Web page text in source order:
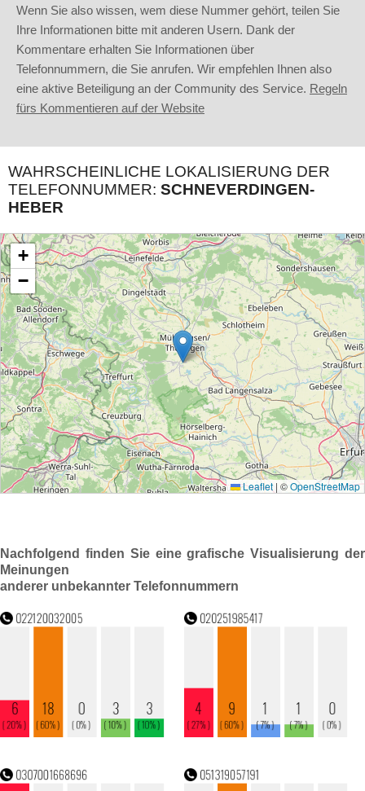
Wenn Sie also wissen, wem diese Nummer gehört, teilen Sie
Ihre Informationen bitte mit anderen Usern. Dank der
Kommentare erhalten Sie Informationen über
Telefonnummern, die Sie anrufen. Wir empfehlen Ihnen also
eine aktive Beteiligung an der Community des Service. Regeln
fürs Kommentieren auf der Website
WAHRSCHEINLICHE LOKALISIERUNG DER
TELEFONNUMMER: SCHNEVERDINGEN-
HEBER
Nachfolgend finden Sie eine grafische Visualisierung der
Meinungen
anderer unbekannter Telefonnummern